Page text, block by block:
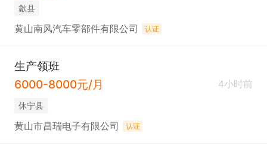
歙县
黄山南风汽车零部件有限公司 认证
生产领班
6000-8000元/月
4小时前
休宁县
黄山市昌瑞电子有限公司 认证